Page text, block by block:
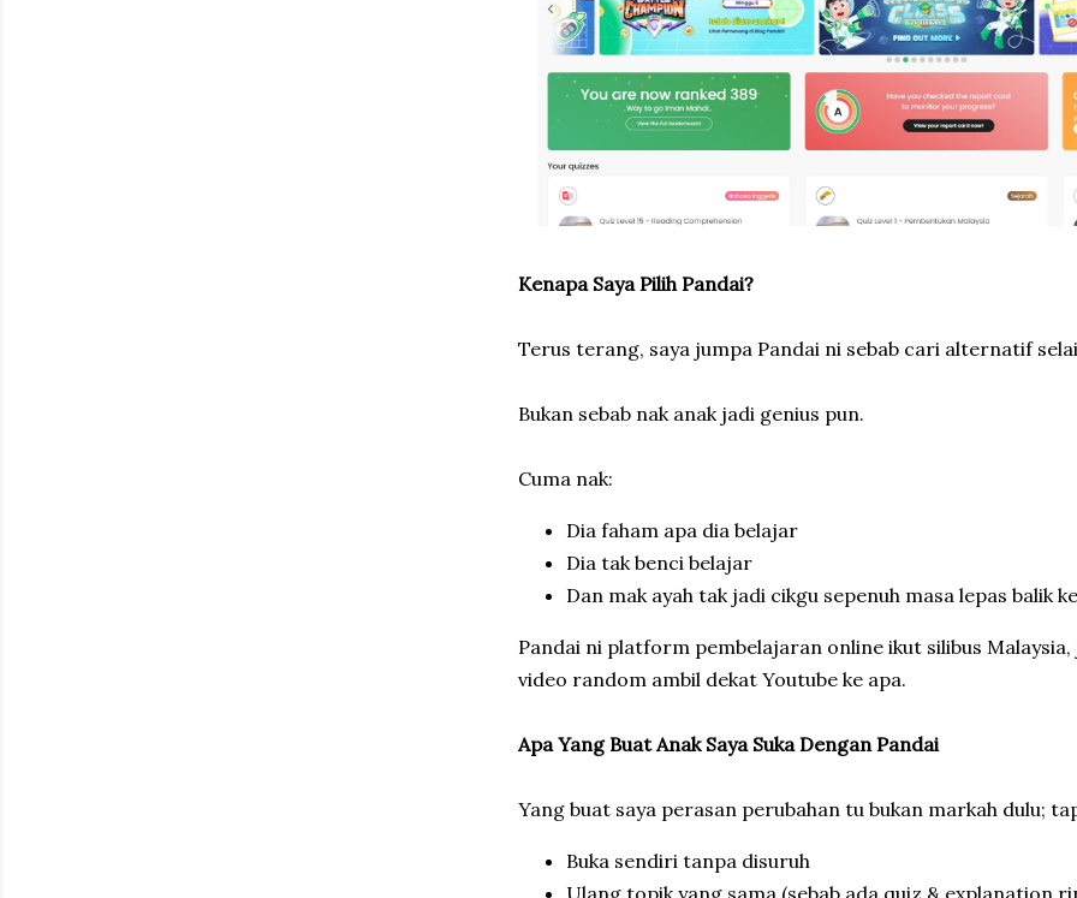
Kenapa Saya Pilih Pandai?
Terus terang, saya jumpa Pandai ni sebab cari alternatif
Bukan sebab nak anak jadi genius pun.
Cuma nak:
Dia faham apa dia belajar
Dia tak benci belajar
Dan mak ayah tak jadi cikgu sepenuh masa lepas balik
Pandai ni platform pembelajaran online ikut silibus Malaysia,
video random ambil dekat Youtube ke apa.
Apa Yang Buat Anak Saya Suka Dengan Pandai
Yang buat saya perasan perubahan tu bukan markah dulu;
Buka sendiri tanpa disuruh
Ulang topik yang sama (sebab ada quiz & explanation